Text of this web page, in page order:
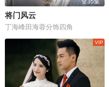
全35集
将门风云
丁海峰田海蓉分饰四角